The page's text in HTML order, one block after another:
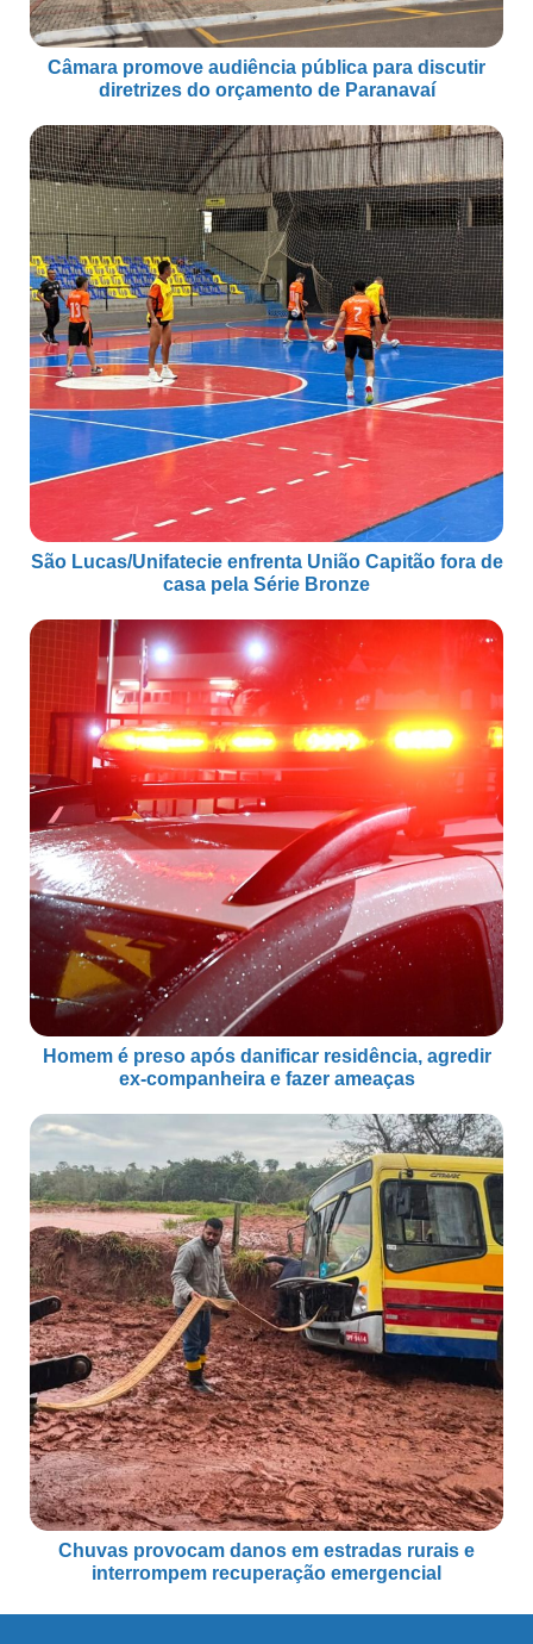
Câmara promove audiência pública para discutir
diretrizes do orçamento de Paranavaí
São Lucas/Unifatecie enfrenta União Capitão fora de
casa pela Série Bronze
Homem é preso após danificar residência, agredir
ex-companheira e fazer ameaças
Chuvas provocam danos em estradas rurais e
interrompem recuperação emergencial